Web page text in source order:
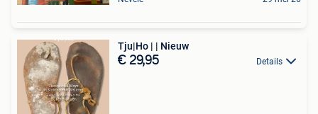
Tju|Ho | | Nieuw
€ 29,95 Details